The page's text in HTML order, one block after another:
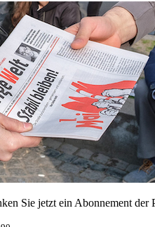
Sie jetzt ein Abonnement der